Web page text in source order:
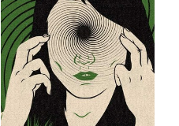
UNICESTWIENIE
JEFF VANDERMEER
OPRAWA MIĘKKA